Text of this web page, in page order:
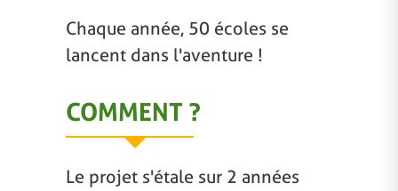
Chaque année, 50 écoles se
lancent dans l'aventure !
COMMENT ?
Le projet s'étale sur 2 années